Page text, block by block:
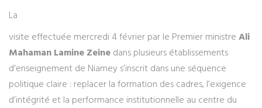
La
visite effectuée mercredi 4 février par le Premier ministre Ali
Mahaman Lamine Zeine dans plusieurs établissements
d’enseignement de Niamey s’inscrit dans une séquence
politique claire : replacer la formation des cadres, l’exigence
d’intégrité et la performance institutionnelle au centre du